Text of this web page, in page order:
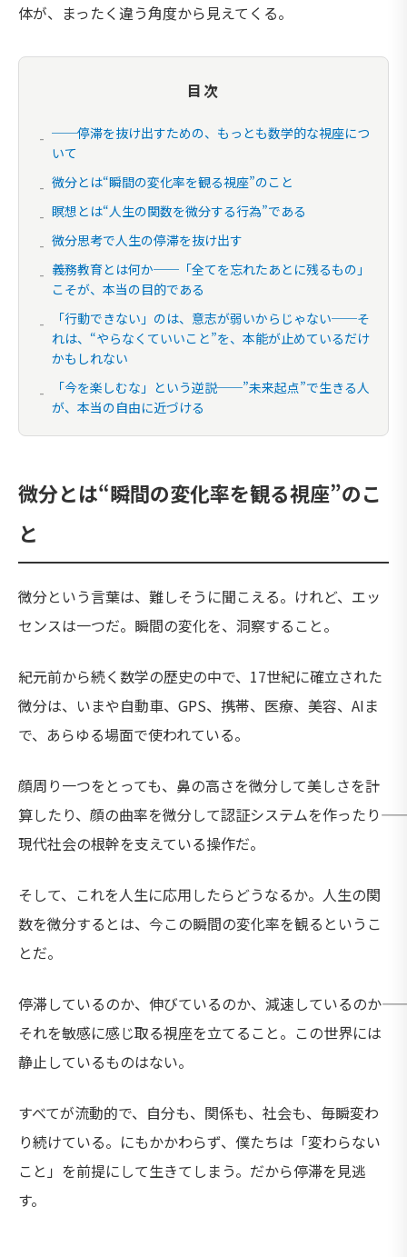
体が、まったく違う角度から見えてくる。
目次
──停滞を抜け出すための、もっとも数学的な視座につ
いて
微分とは“瞬間の変化率を観る視座”のこと
瞑想とは“人生の関数を微分する行為”である
微分思考で人生の停滞を抜け出す
義務教育とは何か──「全てを忘れたあとに残るもの」
こそが、本当の目的である
「行動できない」のは、意志が弱いからじゃない──そ
れは、“やらなくていいこと”を、本能が止めているだけ
かもしれない
「今を楽しむな」という逆説──”未来起点”で生きる人
が、本当の自由に近づける
微分とは“瞬間の変化率を観る視座”のこ
と
微分という言葉は、難しそうに聞こえる。けれど、エッ
センスは一つだ。瞬間の変化を、洞察すること。
紀元前から続く数学の歴史の中で、17世紀に確立された
微分は、いまや自動車、GPS、携帯、医療、美容、AIま
で、あらゆる場面で使われている。
顔周り一つをとっても、鼻の高さを微分して美しさを計
算したり、顔の曲率を微分して認証システムを作ったり――
現代社会の根幹を支えている操作だ。
そして、これを人生に応用したらどうなるか。人生の関
数を微分するとは、今この瞬間の変化率を観るというこ
とだ。
停滞しているのか、伸びているのか、減速しているのか――
それを敏感に感じ取る視座を立てること。この世界には
静止しているものはない。
すべてが流動的で、自分も、関係も、社会も、毎瞬変わ
り続けている。にもかかわらず、僕たちは「変わらない
こと」を前提にして生きてしまう。だから停滞を見逃
す。